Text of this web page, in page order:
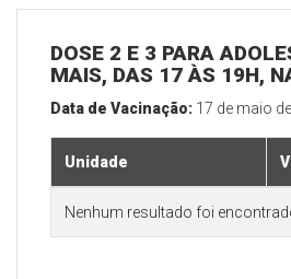
DOSE 2 E 3 PARA
MAIS, DAS 17 ÀS 19H,
Data de Vacinação: 17 de maio
Unidade
Nenhum resultado foi